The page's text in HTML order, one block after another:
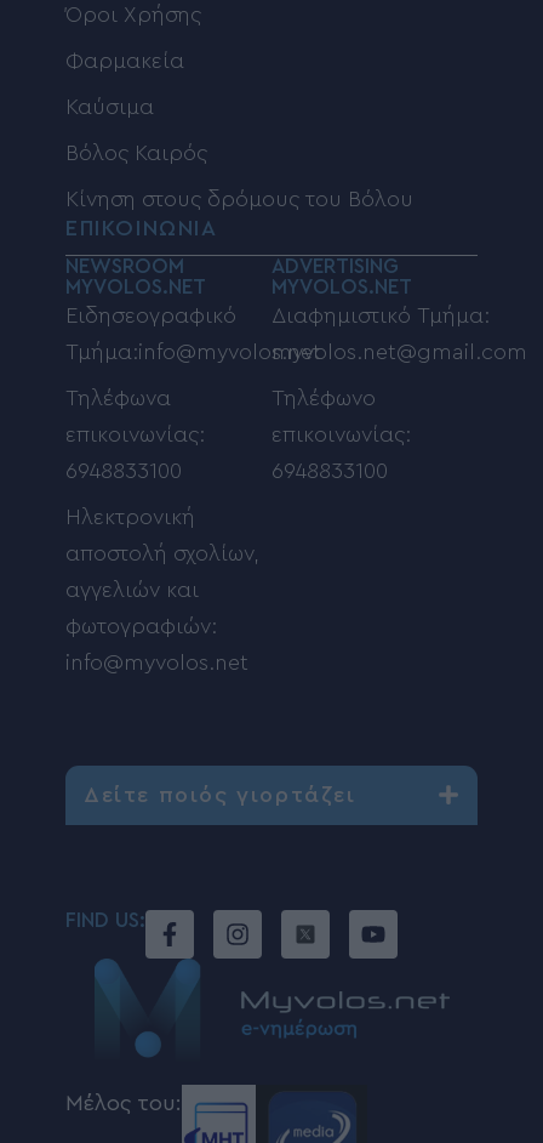
Όροι Χρήσης
Φαρμακεία
Καύσιμα
Βόλος Καιρός
Κίνηση στους δρόμους του Βόλου
ΕΠΙΚΟΙΝΩΝΙΑ
NEWSROOM
MYVOLOS.NET
Ειδησεογραφικό
Τμήμα:info@myvolos.net
Τηλέφωνα
επικοινωνίας:
6948833100
Ηλεκτρονική
αποστολή σχολίων,
αγγελιών και
φωτογραφιών:
info@myvolos.net
ADVERTISING
MYVOLOS.NET
Διαφημιστικό Τμήμα:
myvolos.net@gmail.com
Τηλέφωνο
επικοινωνίας:
6948833100
Δείτε ποιός γιορτάζει
FIND US:
Μέλος του: